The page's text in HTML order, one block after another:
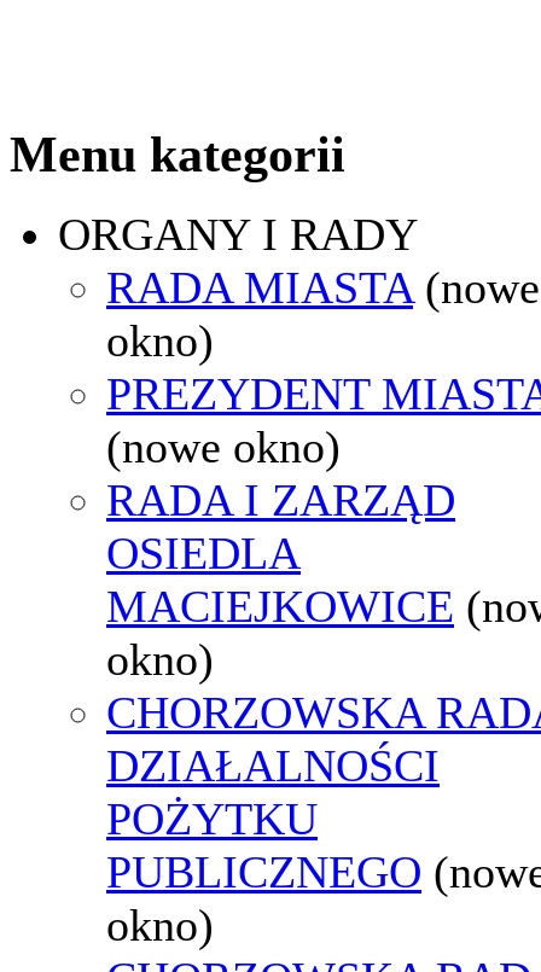
Menu kategorii
ORGANY I RADY
RADA MIASTA (nowe
okno)
PREZYDENT
(nowe okno)
RADA I ZARZĄD
OSIEDLA
MACIEJKOWICE
okno)
CHORZOWSKA
DZIAŁALNOŚCI
POŻYTKU
PUBLICZNEGO
okno)